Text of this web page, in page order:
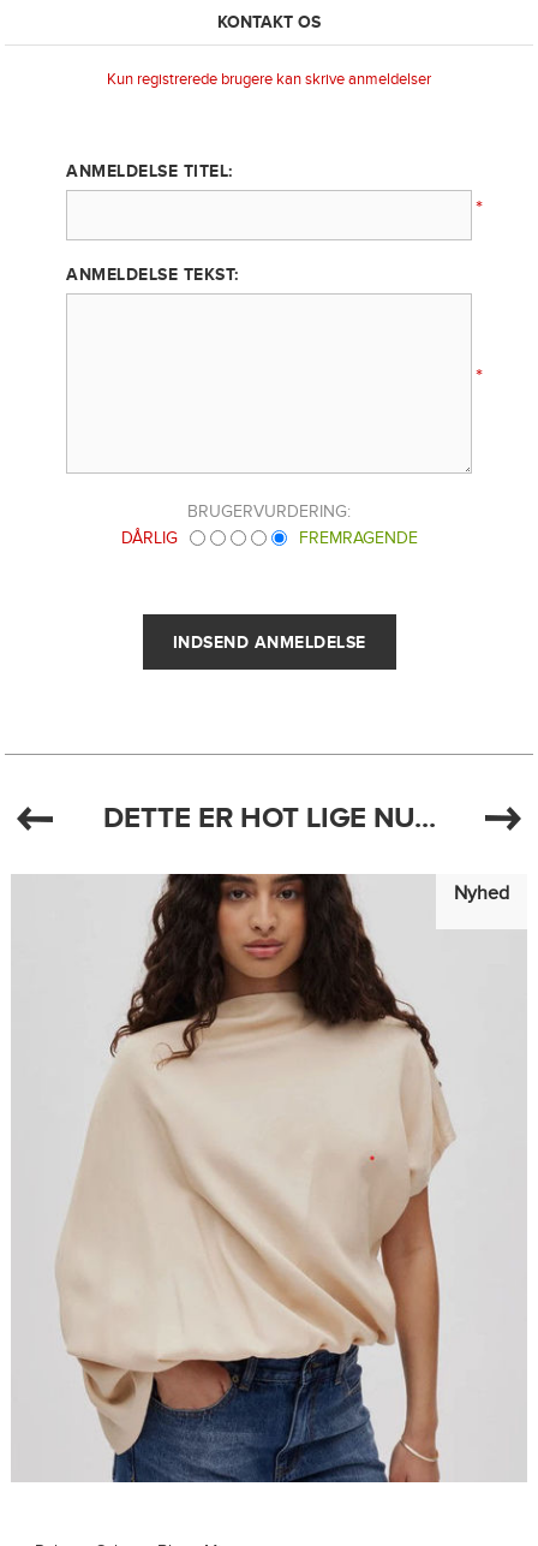
KONTAKT OS
Kun registrerede brugere kan skrive anmeldelser
ANMELDELSE TITEL:
*
ANMELDELSE TEKST:
*
BRUGERVURDERING:
DÅRLIG
FREMRAGENDE
DETTE ER HOT LIGE NU...